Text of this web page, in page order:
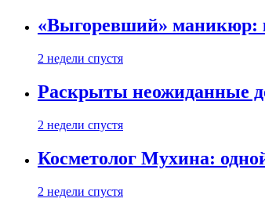
«Выгоревший» маникюр:
2 недели спустя
Раскрыты неожиданные
2 недели спустя
Косметолог Мухина:
2 недели спустя